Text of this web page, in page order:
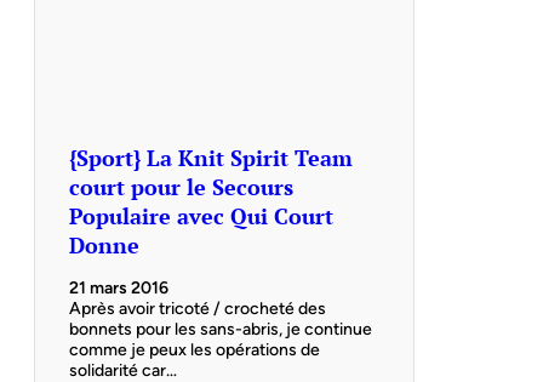
{Sport} La Knit Spirit Team
court pour le Secours
Populaire avec Qui Court
Donne
21 mars 2016
Après avoir tricoté / crocheté des
bonnets pour les sans-abris, je continue
comme je peux les opérations de
solidarité car…